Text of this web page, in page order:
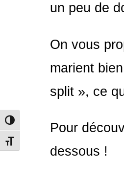
PASSER EN CONTRASTE
CHANGER LA TAILLE DE LA
un peu de
On vous
marient
split », ce
Pour
dessous !